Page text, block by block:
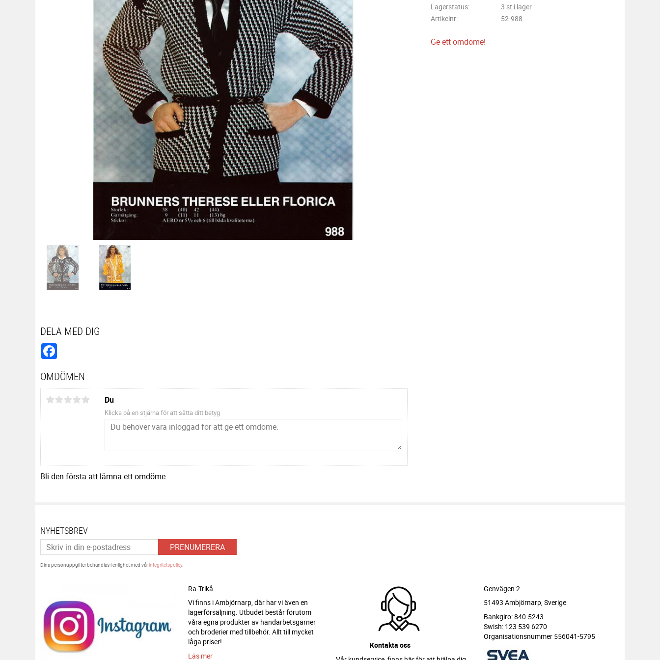
Lagerstatus
3 st i lager
Artikelnr
52-988
Ge ett omdöme!
DELA MED DIG
OMDÖMEN
Du
Klicka på en stjärna för att sätta ditt betyg
Bli den första att lämna ett omdöme.
NYHETSBREV
PRENUMERERA
Dina personuppgifter behandlas i enlighet med vårintegritetspolicy.
Ra-Trikå
Vi finns i Ambjörnarp, där har vi även en
lagerförsäljning. Utbudet består förutom
våra egna produkter av handarbetsgarner
och broderier med tillbehör. Allt till mycket
låga priser!
Läs mer
Kontakta oss
Genvägen 2
51493 Ambjörnarp, Sverige
Bankgiro: 840-5243
Swish: 123 539 6270
Organisationsnummer 556041-5795